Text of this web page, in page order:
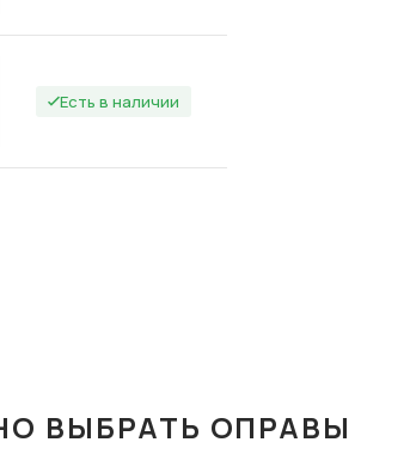
Есть в наличии
ВЫБРАТЬ ОПРАВЫ